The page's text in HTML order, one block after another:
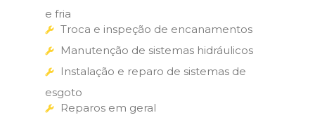
e fria
Troca e inspeção de encanamentos
Manutenção de sistemas hidráulicos
Instalação e reparo de sistemas de
esgoto
Reparos em geral